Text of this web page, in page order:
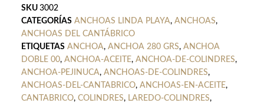
SKU 3002
CATEGORÍAS ANCHOAS LINDA PLAYA, ANCHOAS,
ANCHOAS DEL CANTÁBRICO
ETIQUETAS ANCHOA, ANCHOA 280 GRS, ANCHOA
DOBLE 00, ANCHOA-ACEITE, ANCHOA-DE-COLINDRES,
ANCHOA-PEJINUCA, ANCHOAS-DE-COLINDRES,
ANCHOAS-DEL-CANTABRICO, ANCHOAS-EN-ACEITE,
CANTABRICO, COLINDRES, LAREDO-COLINDRES,